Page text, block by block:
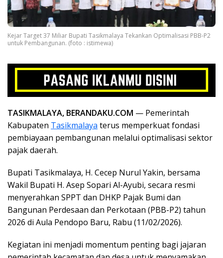
Kejar Target 37 Miliar Bupati Tasikmalaya Tekankan Optimalisasi PBB-P2
untuk Pembangunan. (foto : istimewa)
TASIKMALAYA, BERANDAKU.COM — Pemerintah
Kabupaten Tasikmalaya terus memperkuat fondasi
pembiayaan pembangunan melalui optimalisasi sektor
pajak daerah.
Bupati Tasikmalaya, H. Cecep Nurul Yakin, bersama
Wakil Bupati H. Asep Sopari Al-Ayubi, secara resmi
menyerahkan SPPT dan DHKP Pajak Bumi dan
Bangunan Perdesaan dan Perkotaan (PBB-P2) tahun
2026 di Aula Pendopo Baru, Rabu (11/02/2026).
Kegiatan ini menjadi momentum penting bagi jajaran